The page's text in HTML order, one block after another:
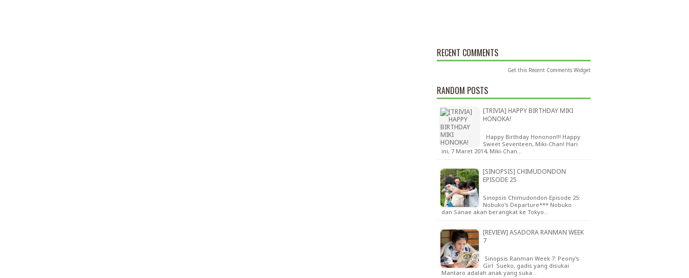
RECENT COMMENTS
Get this Recent Comments Widget
RANDOM POSTS
[TRIVIA] HAPPY BIRTHDAY MIKI
HONOKA!
Happy Birthday Hononon!!! Happy
Sweet Seventeen, Miki-Chan! Hari
ini, 7 Maret 2014, Miki-Chan…
[SINOPSIS] CHIMUDONDON
EPISODE 25
Sinopsis Chimudondon Episode 25:
Nobuko's Departure*** Nobuko
dan Sanae akan berangkat ke Tokyo…
[REVIEW] ASADORA RANMAN WEEK
7
Sinopsis Ranman Week 7: Peony's
Girl Sueko, gadis yang disukai
Mantaro adalah anak yang suka…